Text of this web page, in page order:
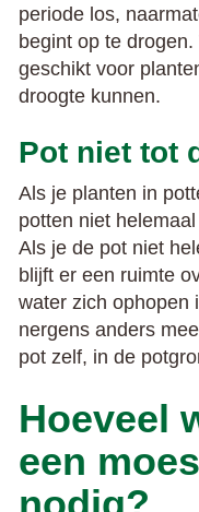
periode los,
begint op te
geschikt voor
droogte kunnen.
Pot niet tot
Als je planten in
potten niet
Als je de pot niet
blijft er een ruimte
water zich ophopen
nergens anders
pot zelf, in de
Hoeveel
een